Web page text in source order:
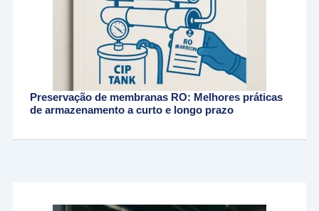
Preservação de membranas RO: Melhores práticas
de armazenamento a curto e longo prazo